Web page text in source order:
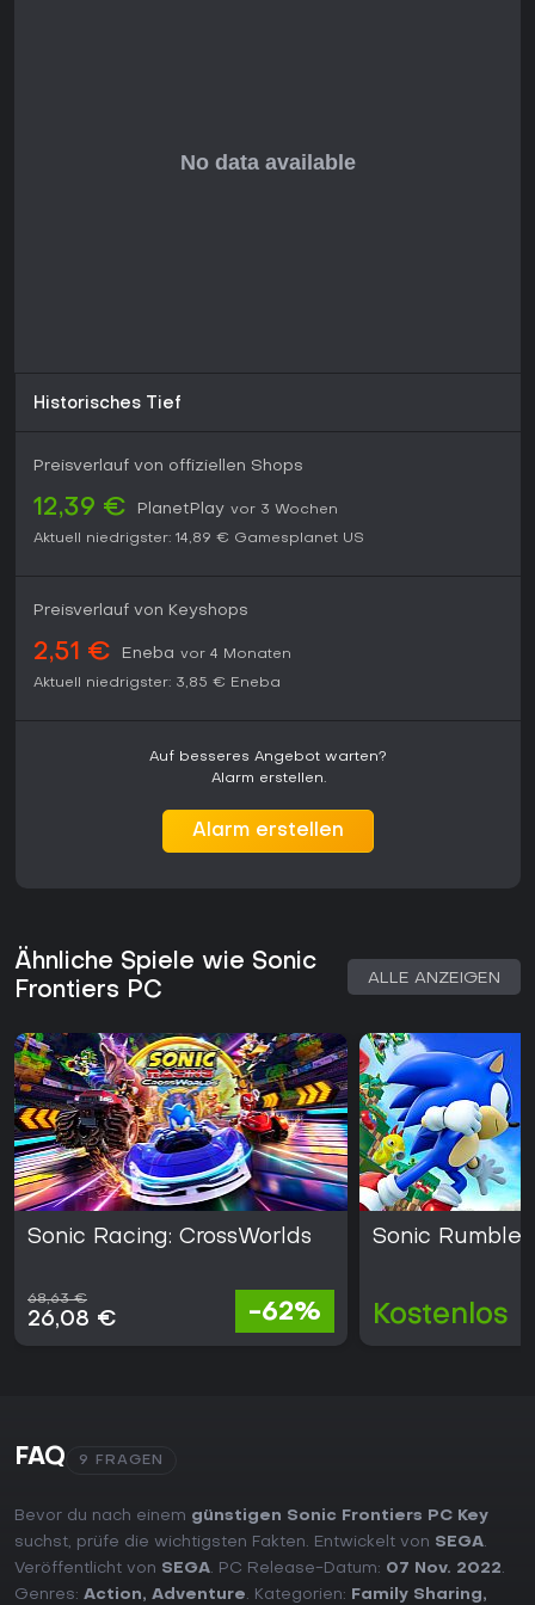
Historisches Tief
Preisverlauf von offiziellen Shops
12,39 € PlanetPlay vor 3 Wochen
Aktuell niedrigster: 14,89 € Gamesplanet US
Preisverlauf von Keyshops
2,51 € Eneba vor 4 Monaten
Aktuell niedrigster: 3,85 € Eneba
Auf besseres Angebot warten?
Alarm erstellen.
Alarm erstellen
Ähnliche Spiele wie Sonic
Frontiers PC
ALLE ANZEIGEN
Sonic Racing: CrossWorlds
68,63 €
26,08 € -62%
Sonic Rumble
Kostenlos
FAQ 9 FRAGEN
Bevor du nach einem günstigen Sonic Frontiers PC Key
suchst, prüfe die wichtigsten Fakten. Entwickelt von SEGA.
Veröffentlicht von SEGA. PC Release-Datum: 07 Nov. 2022.
Genres: Action, Adventure. Kategorien: Family Sharing,